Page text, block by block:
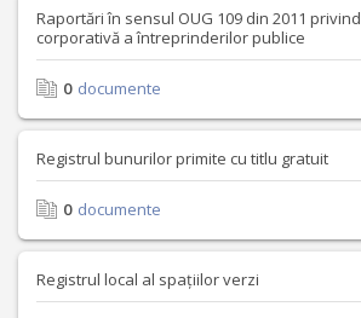
Raportări în sensul OUG 109 din 2011
corporativă a întreprinderilor publice
0 documente
Registrul bunurilor primite cu titlu gratuit
0 documente
Registrul local al spațiilor verzi